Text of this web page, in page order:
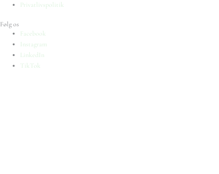
Privatlivspolitik
Følg os
Facebook
Instagram
LinkedIn
TikTok